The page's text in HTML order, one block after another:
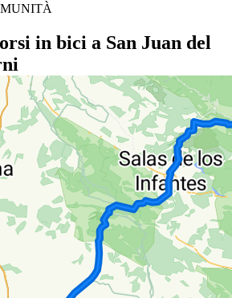
in bici a San Juan del